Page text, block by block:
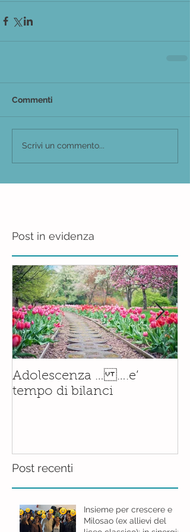
Commenti
Scrivi un commento...
Post in evidenza
Adolescenza … ….e’
tempo di bilanci
Post recenti
Insieme per crescere e
Milosao (ex allievi del